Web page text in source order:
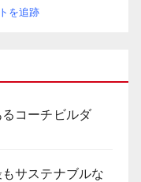
を追跡
コーチビルダ
サステナブルな